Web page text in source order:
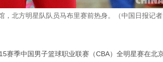
，北方明星队队员马布里赛前热身。（中国日报记者
赛季中国男子篮球职业联赛（CBA）全明星赛在